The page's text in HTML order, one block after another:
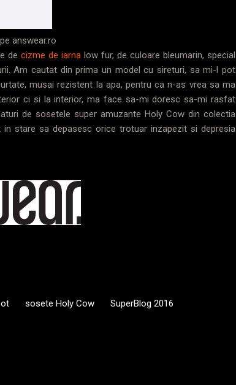
answear.ro
de cizme de iarna low fur, de culoare bleumarin, special
Am cautat din prima un model cu sireturi, sa mi-l pot
musai rezistent la apa, pentru ca n-as vrea sa ma
ci si la interior, ma face sa-mi doresc sa-mi rasfat
de sosetele super amuzante Holy Cow din colectia
stare sa depasesc orice trotuar inzapezit si depresia
sosete Holy Cow SuperBlog 2016